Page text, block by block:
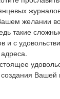
желании
такие
и с
создания Вашей